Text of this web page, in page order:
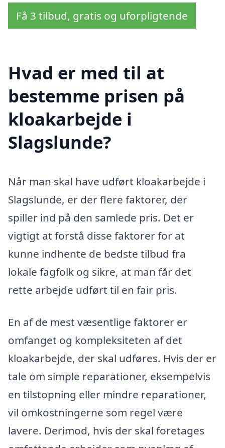
Få 3 tilbud, gratis og uforpligtende
Hvad er med til at
bestemme prisen på
kloakarbejde i
Slagslunde?
Når man skal have udført kloakarbejde i
Slagslunde, er der flere faktorer, der
spiller ind på den samlede pris. Det er
vigtigt at forstå disse faktorer for at
kunne indhente de bedste tilbud fra
lokale fagfolk og sikre, at man får det
rette arbejde udført til en fair pris.
En af de mest væsentlige faktorer er
omfanget og kompleksiteten af det
kloakarbejde, der skal udføres. Hvis der er
tale om simple reparationer, eksempelvis
en tilstopning eller mindre reparationer,
vil omkostningerne som regel være
lavere. Derimod, hvis der skal foretages